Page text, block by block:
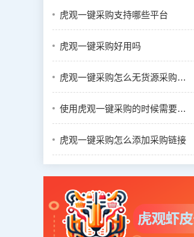
虎观一键采购支持哪些平台
虎观一键采购好用吗
虎观一键采购怎么无货源采购虾皮订单
使用虎观一键采购的时候需要绑定虾皮店铺吗
虎观一键采购怎么添加采购链接